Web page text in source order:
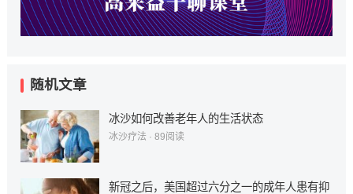
随机文章
冰沙如何改善老年人的生活状态
冰沙疗法 · 89阅读
新冠之后，美国超过六分之一的成年人患有抑